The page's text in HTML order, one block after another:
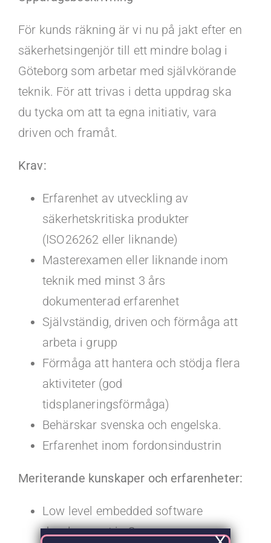
Faq
För kunds räkning är vi nu på jakt efter en
säkerhetsingenjör till ett mindre bolag i
Göteborg som arbetar med självkörande
teknik. För att trivas i detta uppdrag ska
du tycka om att ta egna initiativ, vara
driven och framåt.
Krav:
Erfarenhet av utveckling av
säkerhetskritiska produkter
(ISO26262 eller liknande)
Masterexamen eller liknande inom
teknik med minst 3 års
dokumenterad erfarenhet
Självständig, driven och förmåga att
arbeta i grupp
Förmåga att hantera och stödja flera
aktiviteter (god
tidsplaneringsförmåga)
Behärskar svenska och engelska.
Erfarenhet inom fordonsindustrin
Meriterande kunskaper och erfarenheter:
Low level embedded software
development in C